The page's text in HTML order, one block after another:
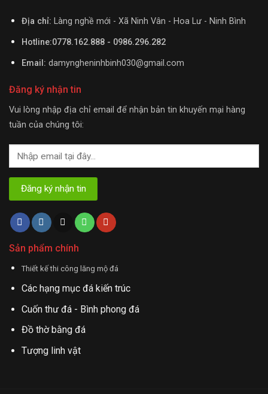
Địa chỉ: Làng nghề mới - Xã Ninh Vân - Hoa Lư - Ninh Bình
Hotline:0778.162.888 - 0986.296.282
Email: damyngheninhbinh030@gmail.com
Đăng ký nhận tin
Vui lòng nhập địa chỉ email để nhận bản tin khuyến mại hàng
tuần của chúng tôi:
Sản phẩm chính
Thiết kế thi công lăng mộ đá
Các hạng mục đá kiến trúc
Cuốn thư đá - Bình phong đá
Đồ thờ bằng đá
Tượng linh vật